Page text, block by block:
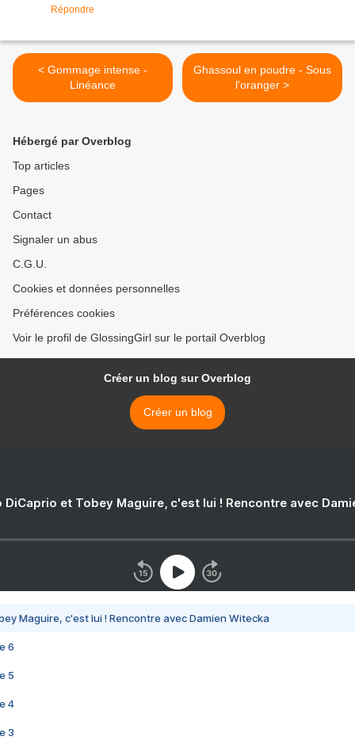
Répondre
< Gommage intense -
Linéance
Ghassoul en poudre - Sous
l'oranger >
Hébergé par Overblog
Top articles
Pages
Contact
Signaler un abus
C.G.U.
Cookies et données personnelles
Préférences cookies
Voir le profil de GlossingGirl sur le portail Overblog
Créer un blog sur Overblog
Créer un blog
DiCaprio et Tobey Maguire, c'est lui ! Rencontre avec
Maguire, c'est lui ! Rencontre avec Damien Witecka
6
5
4
3